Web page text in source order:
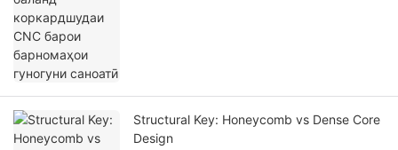
Structural Key: Honeycomb vs Dense Core
Design